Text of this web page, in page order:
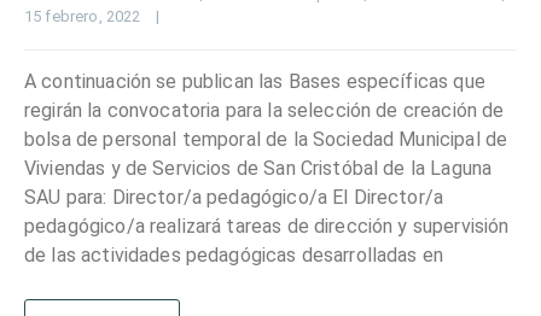
15 febrero, 2022 |
A continuación se publican las Bases específicas que
regirán la convocatoria para la selección de creación de
bolsa de personal temporal de la Sociedad Municipal de
Viviendas y de Servicios de San Cristóbal de la Laguna
SAU para: Director/a pedagógico/a El Director/a
pedagógico/a realizará tareas de dirección y supervisión
de las actividades pedagógicas desarrolladas en